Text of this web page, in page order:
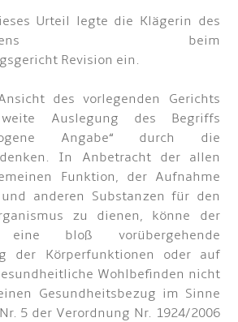
Urteil legte die Klägerin des
beim
Revision ein.
des vorlegenden Gerichts
Auslegung des Begriffs
Angabe“ durch die
In Anbetracht der allen
Funktion, der Aufnahme
anderen Substanzen für den
zu dienen, könne der
bloß vorübergehende
der Körperfunktionen oder auf
Wohlbefinden nicht
Gesundheitsbezug im Sinne
5 der Verordnung Nr. 1924/2006